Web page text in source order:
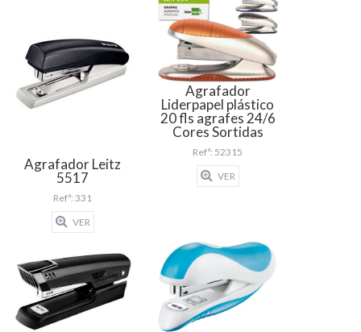
Agrafador Leitz
5517
Refª: 331
VER
Agrafador
Liderpapel plástico
20 fls agrafes 24/6
Cores Sortidas
Refª: 52315
VER